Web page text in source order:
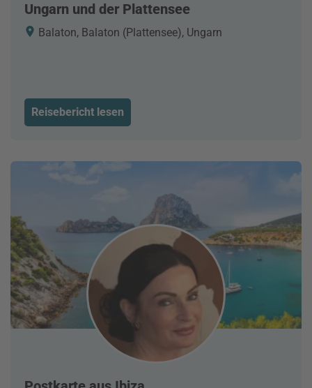
Ungarn und der Plattensee
Balaton, Balaton (Plattensee), Ungarn
Reisebericht lesen